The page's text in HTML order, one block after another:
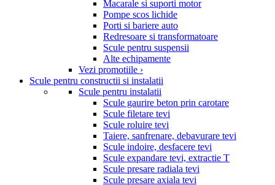
Macarale si suporti motor
Pompe scos lichide
Porti si bariere auto
Redresoare si transformatoare
Scule pentru suspensii
Alte echipamente
Vezi promotiile ›
Scule pentru constructii si instalatii
Scule pentru instalatii
Scule gaurire beton prin carotare
Scule filetare tevi
Scule roluire tevi
Taiere, sanfrenare, debavurare tevi
Scule indoire, desfacere tevi
Scule expandare tevi, extractie T
Scule presare radiala tevi
Scule presare axiala tevi